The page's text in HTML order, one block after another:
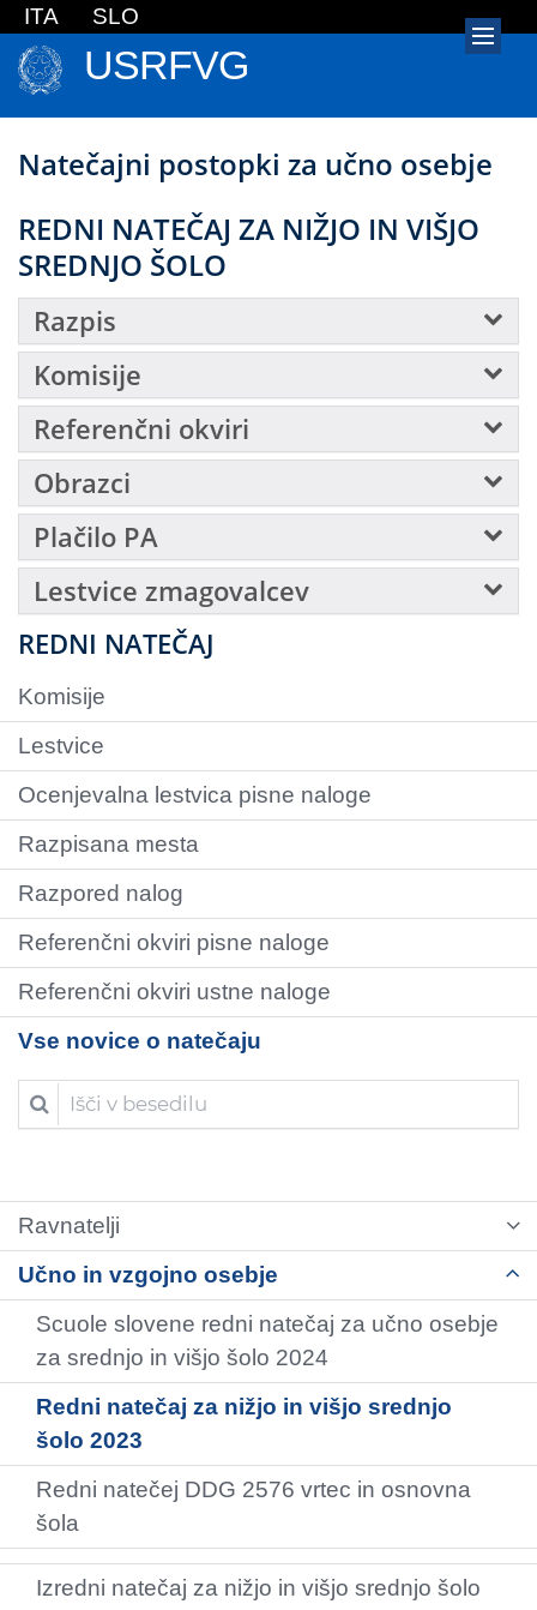
ITA SLO
USRFVG
Natečajni postopki za učno osebje
REDNI NATEČAJ ZA NIŽJO IN VIŠJO
SREDNJO ŠOLO
Razpis
Komisije
Referenčni okviri
Obrazci
Plačilo PA
Lestvice zmagovalcev
REDNI NATEČAJ
Komisije
Lestvice
Ocenjevalna lestvica pisne naloge
Razpisana mesta
Razpored nalog
Referenčni okviri pisne naloge
Referenčni okviri ustne naloge
Vse novice o natečaju
Išči v besedilu
Ravnatelji
Učno in vzgojno osebje
Scuole slovene redni natečaj za učno osebje
za srednjo in višjo šolo 2024
Redni natečaj za nižjo in višjo srednjo
šolo 2023
Redni natečej DDG 2576 vrtec in osnovna
šola
Izredni natečaj za nižjo in višjo srednjo šolo